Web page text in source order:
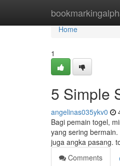
Home
Home
1
5 Simple
angelinas035ykv0
Bagi pemain togel,
yang sering
juga angka pasang.
Comments